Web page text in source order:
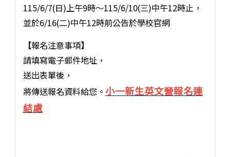
115/6/7(日)上午9時～115/6/10(三)中午12時止，
並於6/16(二)中午12時前公告於學校官網
【報名注意事項】
請填寫電子郵件地址，
送出表單後，
將傳送報名資料給您。 小一新生英文營報名連
結處